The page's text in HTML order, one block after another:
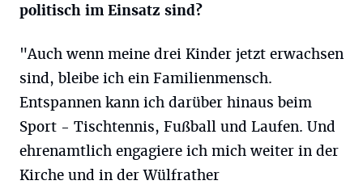
politisch im Einsatz sind?
"Auch wenn meine drei Kinder jetzt erwachsen
sind, bleibe ich ein Familienmensch.
Entspannen kann ich darüber hinaus beim
Sport - Tischtennis, Fußball und Laufen. Und
ehrenamtlich engagiere ich mich weiter in der
Kirche und in der Wülfrather